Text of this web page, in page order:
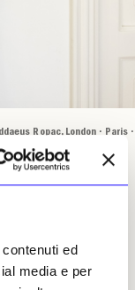
ed
media e per
Ropac, London · Paris ·
sede